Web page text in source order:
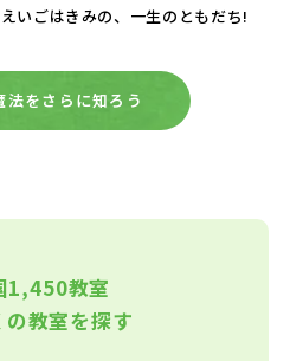
えいごはきみの、一生のともだち!
法をさらに知ろう
1,450教室
の教室を探す